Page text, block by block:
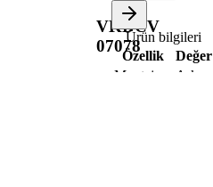
VKDCV
07078Ürün bilgileri
Özellik
Değer
Montaj
Arka